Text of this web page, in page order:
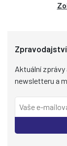
Aktuální
newsletteru a